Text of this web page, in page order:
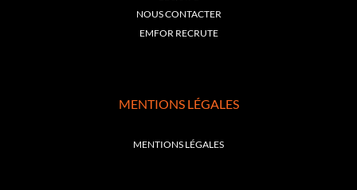
NOUS CONTACTER
EMFOR RECRUTE
MENTIONS LÉGALES
MENTIONS LÉGALES